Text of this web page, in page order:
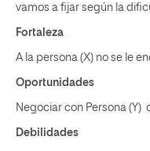
vamos a fijar según la
Fortaleza
A la persona (X) no se le
Oportunidades
Negociar con Persona (Y)
Debilidades